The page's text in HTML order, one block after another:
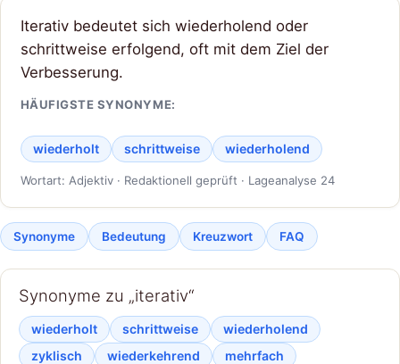
Iterativ bedeutet sich wiederholend oder
schrittweise erfolgend, oft mit dem Ziel der
Verbesserung.
HÄUFIGSTE SYNONYME:
wiederholt schrittweise wiederholend
Wortart: Adjektiv · Redaktionell geprüft · Lageanalyse 24
Synonyme Bedeutung Kreuzwort FAQ
Synonyme zu „iterativ“
wiederholt schrittweise
wiederholend
zyklisch
wiederkehrend
mehrfach